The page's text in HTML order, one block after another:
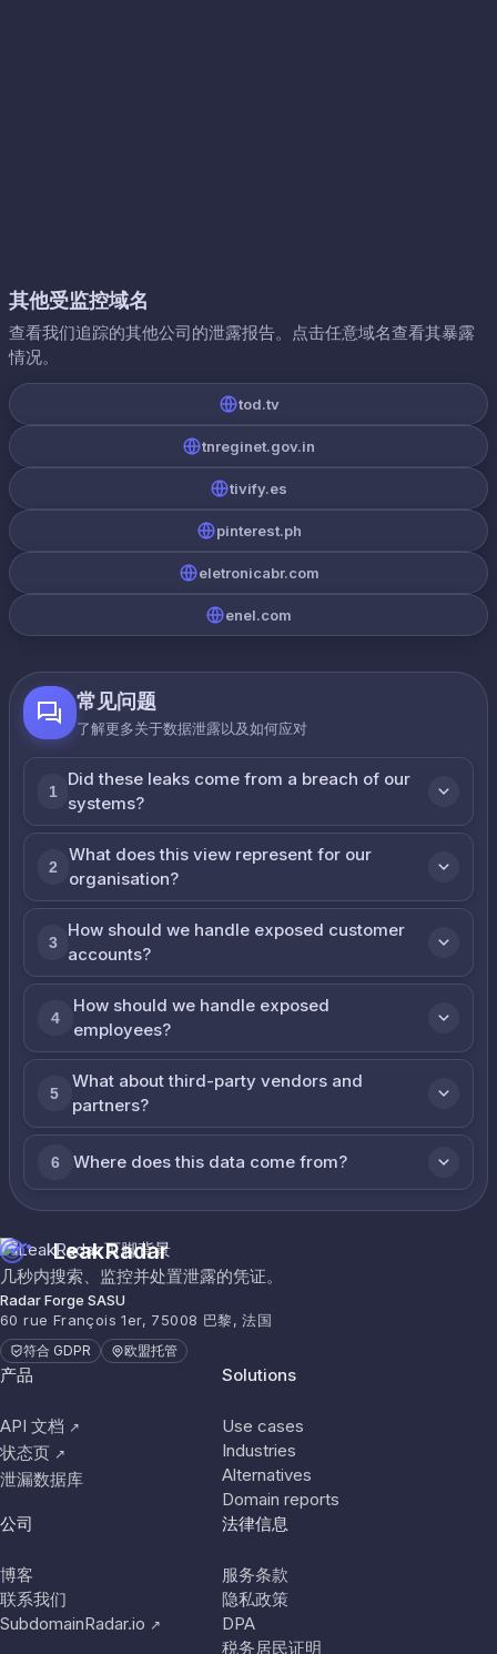
其他受监控域名
查看我们追踪的其他公司的泄露报告。点击任意域名查看其暴露
情况。
tod.tv
tnreginet.gov.in
tivify.es
pinterest.ph
eletronicabr.com
enel.com
常见问题
了解更多关于数据泄露以及如何应对
1
Did these leaks come from a breach of our
systems?
2
What does this view represent for our
organisation?
3
How should we handle exposed customer
accounts?
4
How should we handle exposed
employees?
5
What about third-party vendors and
partners?
6 Where does this data come from?
LeakRadar
几秒内搜索、监控并处置泄露的凭证。
Radar Forge SASU
60 rue François 1er, 75008 巴黎, 法国
符合 GDPR 欧盟托管
产品
API 文档 ↗
状态页 ↗
泄漏数据库
Solutions
Use cases
Industries
Alternatives
Domain reports
公司
博客
联系我们
SubdomainRadar.io ↗
法律信息
服务条款
隐私政策
DPA
税务居民证明